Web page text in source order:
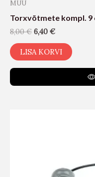
MUU
Torxvõtmete kompl. 9
8,00€ 6,40 €
LISA KORVI